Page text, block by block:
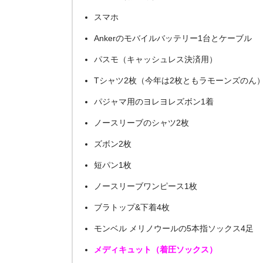
スマホ
Ankerのモバイルバッテリー1台とケーブル
パスモ（キャッシュレス決済用）
Tシャツ2枚（今年は2枚ともラモーンズのん
パジャマ用のヨレヨレズボン1着
ノースリーブのシャツ2枚
ズボン2枚
短パン1枚
ノースリーブワンピース1枚
ブラトップ&下着4枚
モンベル メリノウールの5本指ソックス4足
メディキュット（着圧ソックス）